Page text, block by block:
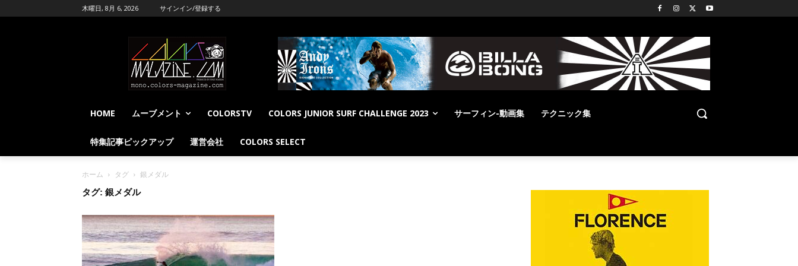
木曜日, 8月 6, 2026 サインイン/登録する
HOME ムーブメント COLORSTV COLORS JUNIOR SURF CHALLENGE 2023 サーフィン-動画集 テクニック集
特集記事ピックアップ 運営会社 COLORS SELECT
ホーム タグ
銀メダル
タグ: 銀メダル